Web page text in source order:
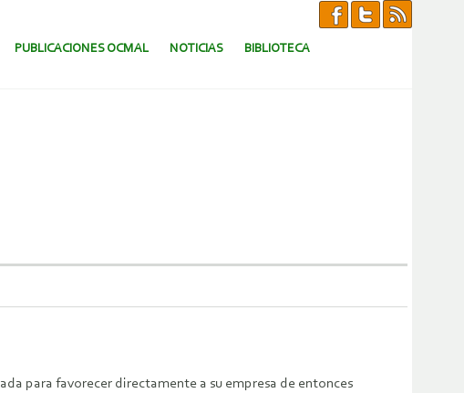
PUBLICACIONES OCMAL NOTICIAS BIBLIOTECA
para favorecer directamente a su empresa de entonces